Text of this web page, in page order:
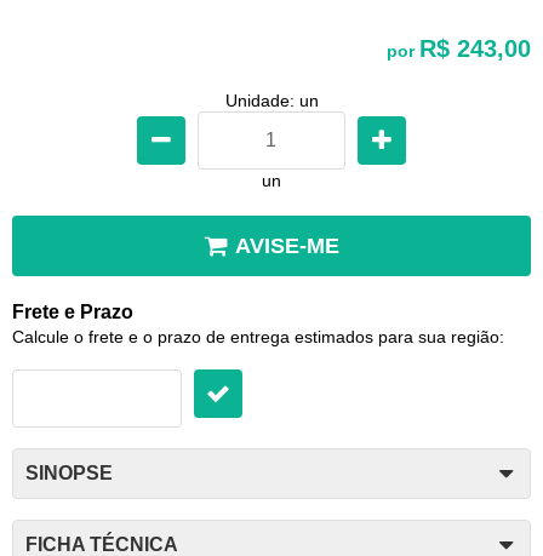
por R$ 243,00
Unidade: un
un
AVISE-ME
Frete e Prazo
Calcule o frete e o prazo de entrega estimados para sua região:
SINOPSE
FICHA TÉCNICA